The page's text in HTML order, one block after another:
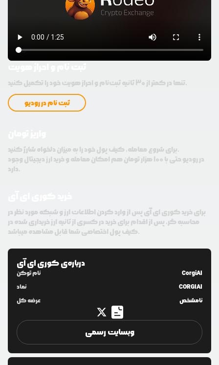
تنها در کمتر از 30 ثانیه ثبت‌نام و احراز هویت خود را تکمیل کنید.
ثبت نام در رودیو
برای شروع معامله، کیف پول خود را به میزان دلخواه شارژ کنید.
در رودیو حتی با 100 هزار تومان هم امکان معامله و خرید ارز دیجیتال وجود
دارد.
برای خرید کوری ای آی پس از وارد کردن اطلاعات ارز و شبکه مورد نظر در
محاسبه گر، پس از اقدام برای خرید در کسری از ثانیه ارز خریداری شده در
کیف پول اختصاصی شما قابل مشاهده میباشد.
درباره‌یکوری ای آی
نام توکن
CorgiAI
نماد
CORGIAI
عرضه کل
نامشخص
وبسایت رسمی